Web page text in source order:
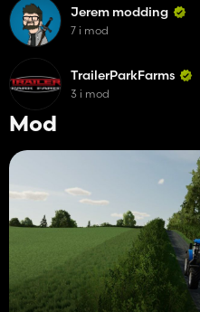
Mod
Jerem modding
7 i mod
TrailerParkFarms
3 i mod